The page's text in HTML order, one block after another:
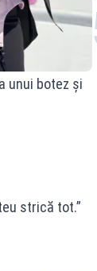
unui botez și
strică tot.”